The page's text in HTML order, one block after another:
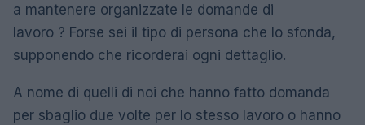
a mantenere organizzate le domande di
lavoro ? Forse sei il tipo di persona che lo sfonda,
supponendo che ricorderai ogni dettaglio.
A nome di quelli di noi che hanno fatto domanda
per sbaglio due volte per lo stesso lavoro o hanno